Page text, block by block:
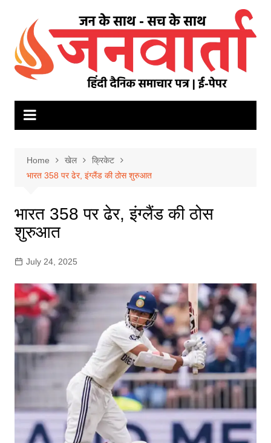
content
Home खेल
क्रिकेट
भारत 358 पर ढेर, इंग्लैंड की ठोस शुरुआत
भारत 358 पर ढेर, इंग्लैंड की ठोस
शुरुआत
July 24, 2025